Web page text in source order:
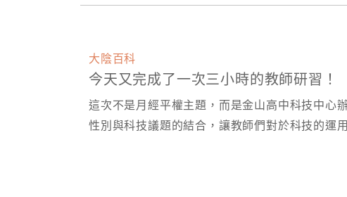
大陰百科
今天又完成了一次三小時的教師研習！
這次不是月經平權主題，而是金山高中科技中心
性別與科技議題的結合，讓教師們對於科技的運